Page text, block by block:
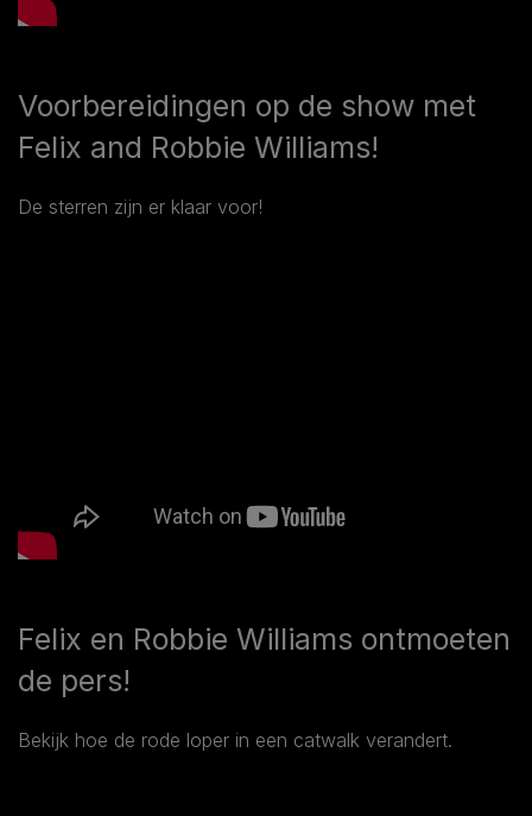
Voorbereidingen op de show met
Felix and Robbie Williams!
De sterren zijn er klaar voor!
Felix en Robbie Williams ontmoeten
de pers!
Bekijk hoe de rode loper in een catwalk verandert.